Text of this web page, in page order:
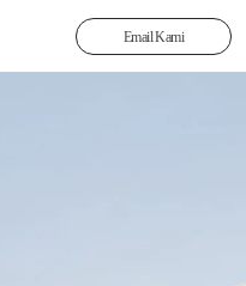
Email Kami